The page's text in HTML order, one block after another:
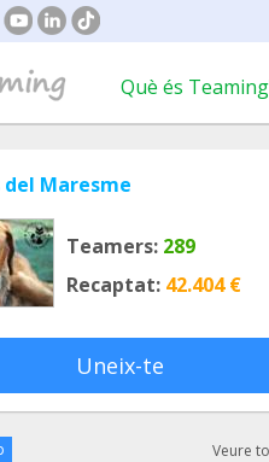
Què és
Maresme
Teamers: 289
Recaptat: 42.404 €
Uneix-te
Veure